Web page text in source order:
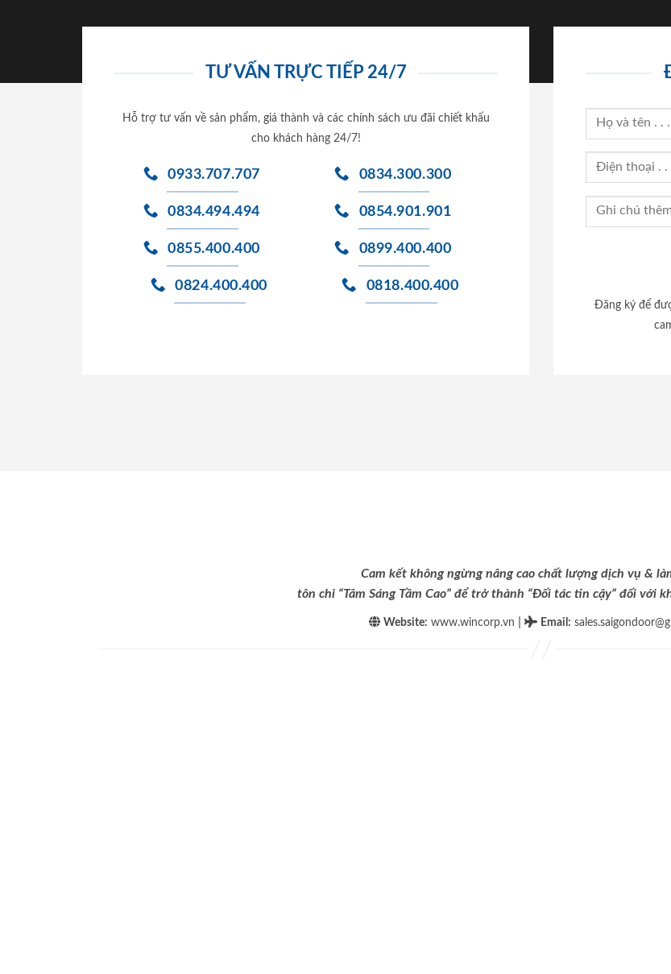
TƯ VẤN TRỰC TIẾP 24/7
Hỗ trợ tư vấn về sản phẩm, giá thành và các chính sách ưu đãi chiết khấu
cho khách hàng 24/7!
0933.707.707
0834.494.494
0855.400.400
0824.400.400
0834.300.300
0854.901.901
0899.400.400
0818.400.400
Đăng ký để
Cam kết không ngừng nâng cao chất lượng dịch vụ &
tôn chỉ “Tâm Sáng Tầm Cao” để trở thành “Đối tác tin cậy” đối với
Website: www.wincorp.vn Email :